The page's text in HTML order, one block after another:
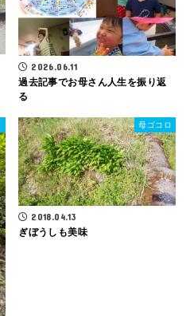
2026.06.11
過去記事でお母さん人生を振り返
る
母ゴコロ
2018.04.13
ぎぼうしも美味